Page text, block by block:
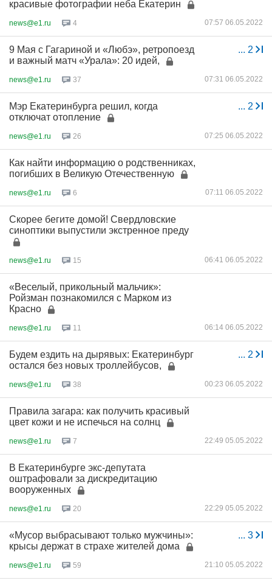
красивые фотографии неба Екатерин
news@e1.ru 4 07:57 06.05.2022
... 2
9 Мая с Гагариной и «Любэ», ретропоезд
и важный матч «Урала»: 20 идей,
news@e1.ru 37 07:31 06.05.2022
... 2
Мэр Екатеринбурга решил, когда
отключат отопление
news@e1.ru 26 07:25 06.05.2022
Как найти информацию о родственниках,
погибших в Великую Отечественную
news@e1.ru 6 07:11 06.05.2022
Скорее бегите домой! Свердловские
синоптики выпустили экстренное преду
news@e1.ru 15 06:41 06.05.2022
«Веселый, прикольный мальчик»:
Ройзман познакомился с Марком из
Красно
news@e1.ru 11 06:14 06.05.2022
... 2
Будем ездить на дырявых: Екатеринбург
остался без новых троллейбусов,
news@e1.ru 38 00:23 06.05.2022
Правила загара: как получить красивый
цвет кожи и не испечься на солнц
news@e1.ru 7 22:49 05.05.2022
В Екатеринбурге экс-депутата
оштрафовали за дискредитацию
вооруженных
news@e1.ru 20 22:29 05.05.2022
... 3
«Мусор выбрасывают только мужчины»:
крысы держат в страхе жителей дома
news@e1.ru 59 21:10 05.05.2022